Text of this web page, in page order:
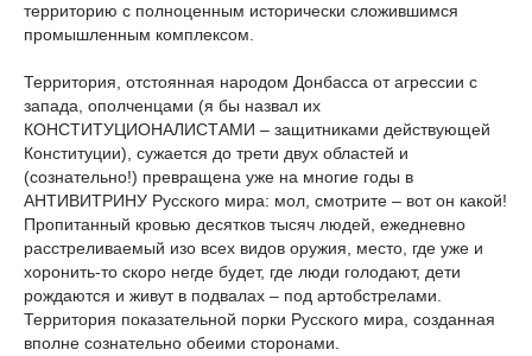
территорию с полноценным исторически сложившимся
промышленным комплексом.
Территория, отстоянная народом Донбасса от агрессии с
запада, ополченцами (я бы назвал их
КОНСТИТУЦИОНАЛИСТАМИ – защитниками действующей
Конституции), сужается до трети двух областей и
(сознательно!) превращена уже на многие годы в
АНТИВИТРИНУ Русского мира: мол, смотрите – вот он какой!
Пропитанный кровью десятков тысяч людей, ежедневно
расстреливаемый изо всех видов оружия, место, где уже и
хоронить-то скоро негде будет, где люди голодают, дети
рождаются и живут в подвалах – под артобстрелами.
Территория показательной порки Русского мира, созданная
вполне сознательно обеими сторонами.